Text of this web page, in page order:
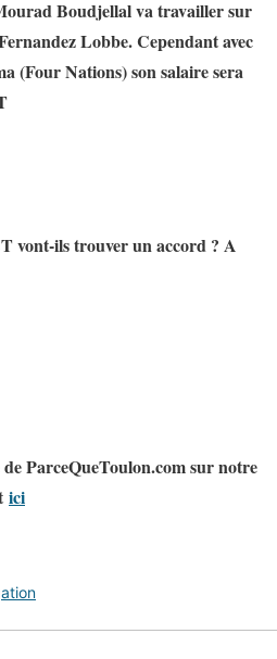
Boudjellal va travailler sur
Lobbe. Cependant avec
(Four Nations) son salaire sera
vont-ils trouver un accord ? A
ParceQueToulon.com sur notre
ici